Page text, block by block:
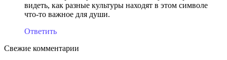
видеть, как разные культуры находят в этом символе
что-то важное для души.
Ответить
Свежие комментарии